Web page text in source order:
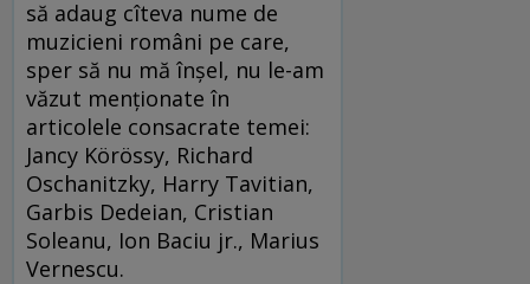
să adaug cîteva nume de
muzicieni români pe care,
sper să nu mă înşel, nu le-am
văzut menţionate în
articolele consacrate temei:
Jancy Körössy, Richard
Oschanitzky, Harry Tavitian,
Garbis Dedeian, Cristian
Soleanu, Ion Baciu jr., Marius
Vernescu.